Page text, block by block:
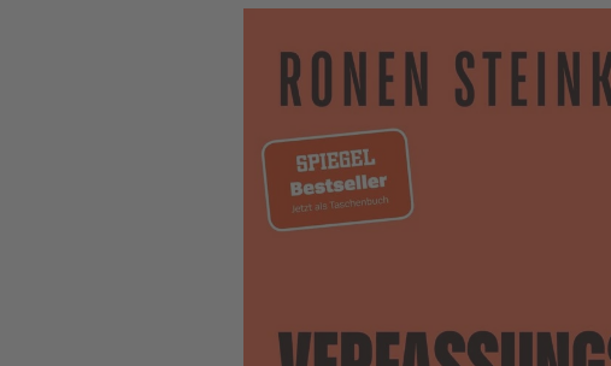
Produktbilder
Buch